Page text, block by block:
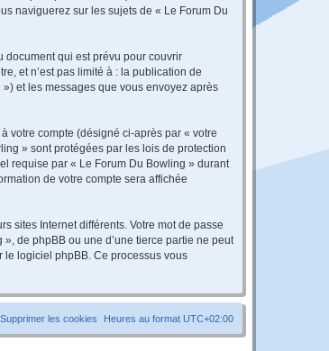
naviguerez sur les sujets de « Le Forum Du
document qui est prévu pour couvrir
et n’est pas limité à : la publication de
et les messages que vous envoyez après
votre compte (désigné ci-après par « votre
» sont protégées par les lois de protection
requise par « Le Forum Du Bowling » durant
de votre compte sera affichée
sites Internet différents. Votre mot de passe
de phpBB ou une d’une tierce partie ne peut
le logiciel phpBB. Ce processus vous
Heures au format UTC+02:00
Supprimer les cookies